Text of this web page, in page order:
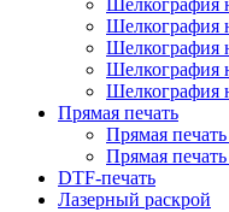
Шелкография
Шелкография
Шелкография
Шелкография
Шелкография
Прямая печать
Прямая
Прямая
DTF-печать
Лазерный раскрой